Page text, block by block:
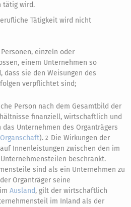
tätig wird.
Tätigkeit wird nicht
einzeln oder
einem Unternehmen so
dass sie den Weisungen des
verpflichtet sind;
Person nach dem Gesamtbild der
finanziell, wirtschaftlich und
Unternehmen des Organträgers
Organschaft).2 Die Wirkungen der
Innenleistungen zwischen den im
beschränkt.
sind als ein Unternehmen zu
Organträger seine
imAusland, gilt der wirtschaftlich
im Inland als der